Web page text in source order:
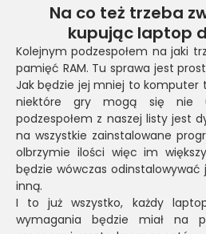
Na co też trzeba
kupując laptop
Kolejnym podzespołem na jaki
pamięć RAM. Tu sprawa jest
Jak będzie jej mniej to komputer
niektóre gry mogą się nie
podzespołem z naszej listy jest
na wszystkie zainstalowane
olbrzymie ilości więc im
będzie wówczas
inną.
I to już wszystko, każdy
wymagania będzie miał na